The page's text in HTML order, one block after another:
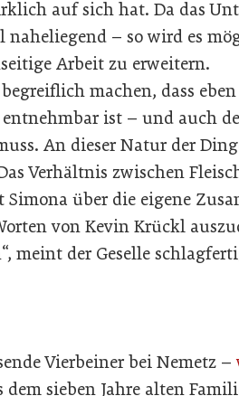
auf sich hat. Da das
naheliegend – so wird es
Arbeit zu erweitern.
machen, dass
ist – und auch
An dieser Natur der
Verhältnis zwischen
über die eigene
von Kevin Krückl
meint der Geselle
Vierbeiner bei Nemetz –
sieben Jahre alten